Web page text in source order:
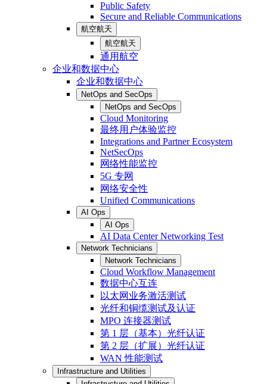
Public Safety
Secure and Reliable Communications
航空航天
航空航天
通用航空
企业和数据中心
企业和数据中心
NetOps and SecOps
NetOps and SecOps
Cloud Monitoring
最终用户体验监控
Integrations and Partner Ecosystem
NetSecOps
网络性能监控
5G 专网
网络安全性
Unified Communications
AI Ops
AI Ops
AI Data Center Networking Test
Network Technicians
Network Technicians
Cloud Workflow Management
数据中心互连
以太网业务激活测试
光纤和铜缆测试及认证
MPO 连接器测试
第 1 层（基本）光纤认证
第 2 层（扩展）光纤认证
WAN 性能测试
Infrastructure and Utilities